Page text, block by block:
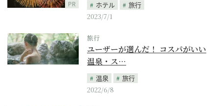
PR ホテル
旅行
2023/7/1
旅行
ユーザーが選んだ！ コスパがいい
温泉・ス…
温泉
旅行
2022/6/8